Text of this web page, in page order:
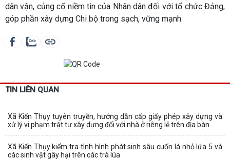
dân vận, củng cố niềm tin của Nhân dân đối với tổ chức Đảng,
góp phần xây dựng Chi bộ trong sạch, vững mạnh.
TIN LIÊN QUAN
Xã Kiến Thụy tuyên truyền, hướng dẫn cấp giấy phép xây dựng và
xử lý vi phạm trật tự xây dựng đối với nhà ở riêng lẻ trên địa bàn
Xã Kiến Thụy kiểm tra tình hình phát sinh sâu cuốn lá nhỏ lứa 5 và
các sinh vật gây hại trên các trà lúa